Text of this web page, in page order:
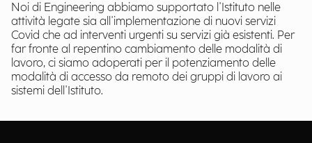
Noi di Engineering abbiamo supportato l'Istituto nelle
attività legate sia all'implementazione di nuovi servizi
Covid che ad interventi urgenti su servizi già esistenti. Per
far fronte al repentino cambiamento delle modalità di
lavoro, ci siamo adoperati per il potenziamento delle
modalità di accesso da remoto dei gruppi di lavoro ai
sistemi dell'Istituto.